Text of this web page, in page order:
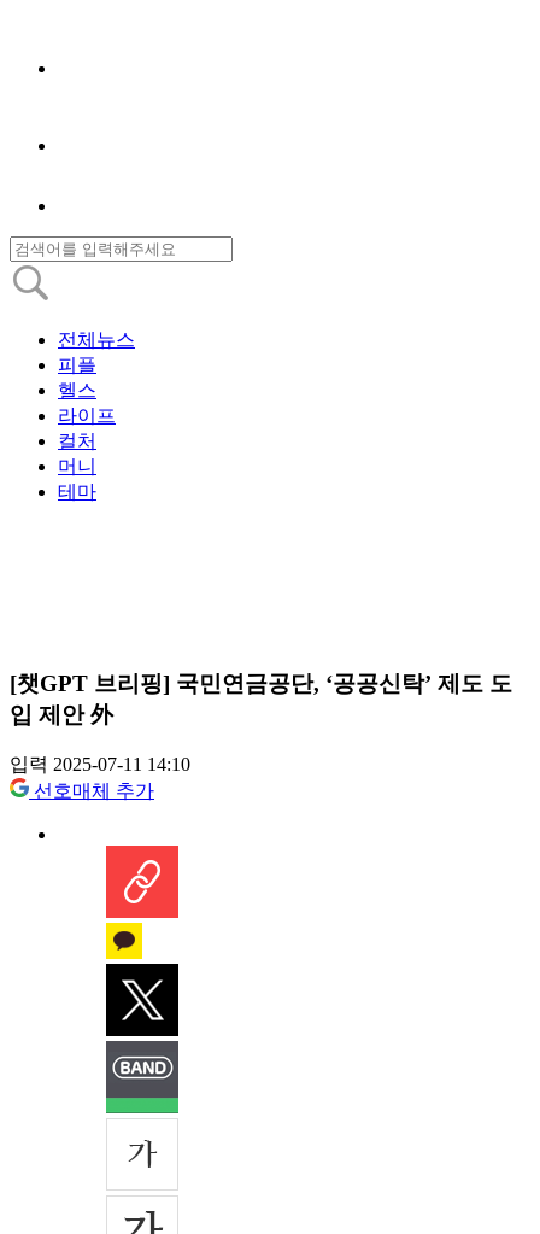
전체뉴스
피플
헬스
라이프
컬처
머니
테마
[챗GPT 브리핑] 국민연금공단, ‘공공신탁’ 제도 도
입 제안 外
입력 2025-07-11 14:10
선호매체 추가